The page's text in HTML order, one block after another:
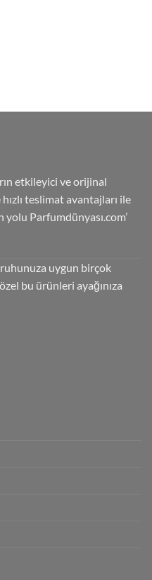
etkileyici ve orijinal
teslimat avantajları ile
Parfumdünyası.com’
uygun birçok
bu ürünleri ayağınıza